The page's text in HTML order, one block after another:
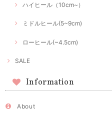
ハイヒール（10cm~）
ミドルヒール(5~9cm)
ローヒール(~4.5cm)
SALE
Information
About